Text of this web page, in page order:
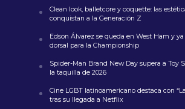
Clean look, balletcore y coquette: las
conquistan a la Generación Z
Edson Álvarez se queda en West Ham y
dorsal para la Championship
Spider-Man Brand New Day supera a Toy
la taquilla de 2026
Cine LGBT latinoamericano destaca con
tras su llegada a Netflix